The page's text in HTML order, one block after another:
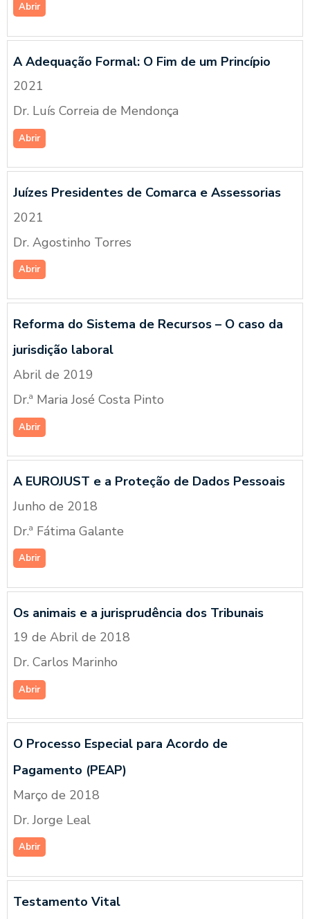
Abrir
A Adequação Formal: O Fim de um Princípio
2021
Dr. Luís Correia de Mendonça
Abrir
Juízes Presidentes de Comarca e Assessorias
2021
Dr. Agostinho Torres
Abrir
Reforma do Sistema de Recursos – O caso da
jurisdição laboral
Abril de 2019
Dr.ª Maria José Costa Pinto
Abrir
A EUROJUST e a Proteção de Dados Pessoais
Junho de 2018
Dr.ª Fátima Galante
Abrir
Os animais e a jurisprudência dos Tribunais
19 de Abril de 2018
Dr. Carlos Marinho
Abrir
O Processo Especial para Acordo de
Pagamento (PEAP)
Março de 2018
Dr. Jorge Leal
Abrir
Testamento Vital